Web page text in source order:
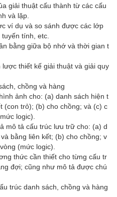
giải thuật cấu thành từ các cấu
và lặp.
ví dụ và so sánh được các lớp
tính, etc.
bằng giữa bộ nhớ và thời gian t
thiết kế giải thuật và giải quy
chồng và hàng
ảnh cho: (a) danh sách hiện t
(con trỏ); (b) cho chồng; và (c) c
logic).
mô tả cấu trúc lưu trữ cho: (a) d
bằng liên kết; (b) cho chồng; v
(mức logic).
thức cần thiết cho từng cấu tr
đợi; cũng như mô tả được chú
trúc danh sách, chồng và hàng